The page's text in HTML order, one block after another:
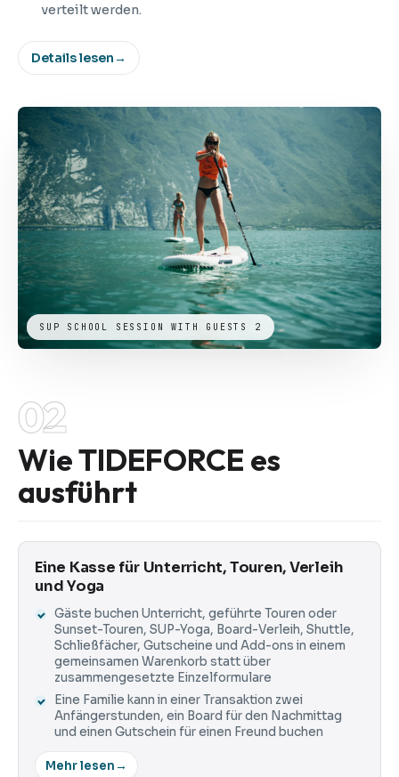
verteilt werden.
Details lesen→
SUP SCHOOL SESSION WITH GUESTS 2
02
Wie TIDEFORCE es
ausführt
Eine Kasse für Unterricht, Touren, Verleih
und Yoga
Gäste buchen Unterricht, geführte Touren oder
Sunset-Touren, SUP-Yoga, Board-Verleih, Shuttle,
Schließfächer, Gutscheine und Add-ons in einem
gemeinsamen Warenkorb statt über
zusammengesetzte Einzelformulare
Eine Familie kann in einer Transaktion zwei
Anfängerstunden, ein Board für den Nachmittag
und einen Gutschein für einen Freund buchen
Mehr lesen→